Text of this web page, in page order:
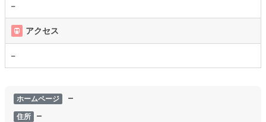
–
アクセス
–
ホームページ –
住所 –